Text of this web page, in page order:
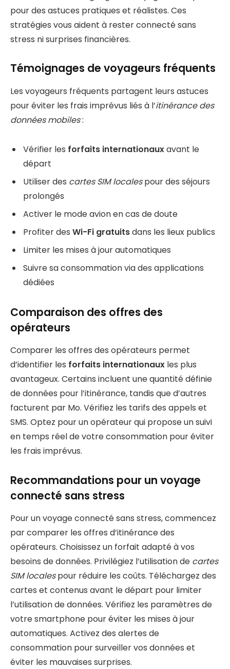
pour des astuces pratiques et réalistes. Ces
stratégies vous aident à rester connecté sans
stress ni surprises financières.
Témoignages de voyageurs fréquents
Les voyageurs fréquents partagent leurs astuces
pour éviter les frais imprévus liés à l’itinérance des
données mobiles:
Vérifier les forfaits internationauxavant le
départ
Utiliser des cartes SIM localespour des séjours
prolongés
Activer le mode avion en cas de doute
Profiter des Wi-Fi gratuitsdans les lieux publics
Limiter les mises à jour automatiques
Suivre sa consommation via des applications
dédiées
Comparaison des offres des
opérateurs
Comparer les offres des opérateurs permet
d’identifier les forfaits internationaux les plus
avantageux. Certains incluent une quantité définie
de données pour l’itinérance, tandis que d’autres
facturent par Mo. Vérifiez les tarifs des appels et
SMS. Optez pour un opérateur qui propose un suivi
en temps réel de votre consommation pour éviter
les frais imprévus.
Recommandations pour un voyage
connecté sans stress
Pour un voyage connecté sans stress, commencez
par comparer les offres d’itinérance des
opérateurs. Choisissez un forfait adapté à vos
besoins de données. Privilégiez l’utilisation de cartes
SIM localespour réduire les coûts. Téléchargez des
cartes et contenus avant le départ pour limiter
l’utilisation de données. Vérifiez les paramètres de
votre smartphone pour éviter les mises à jour
automatiques. Activez des alertes de
consommation pour surveiller vos données et
éviter les mauvaises surprises.